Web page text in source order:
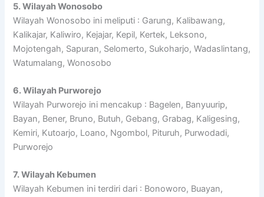
5. Wilayah Wonosobo
Wilayah Wonosobo ini meliputi : Garung, Kalibawang,
Kalikajar, Kaliwiro, Kejajar, Kepil, Kertek, Leksono,
Mojotengah, Sapuran, Selomerto, Sukoharjo, Wadaslintang,
Watumalang, Wonosobo
6. Wilayah Purworejo
Wilayah Purworejo ini mencakup : Bagelen, Banyuurip,
Bayan, Bener, Bruno, Butuh, Gebang, Grabag, Kaligesing,
Kemiri, Kutoarjo, Loano, Ngombol, Pituruh, Purwodadi,
Purworejo
7. Wilayah Kebumen
Wilayah Kebumen ini terdiri dari : Bonoworo, Buayan,